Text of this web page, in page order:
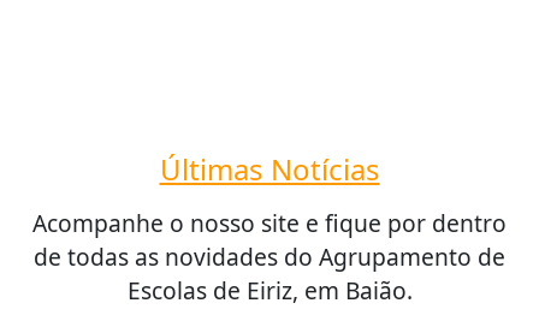
Últimas Notícias
Acompanhe o nosso site e fique por dentro
de todas as novidades do Agrupamento de
Escolas de Eiriz, em Baião.